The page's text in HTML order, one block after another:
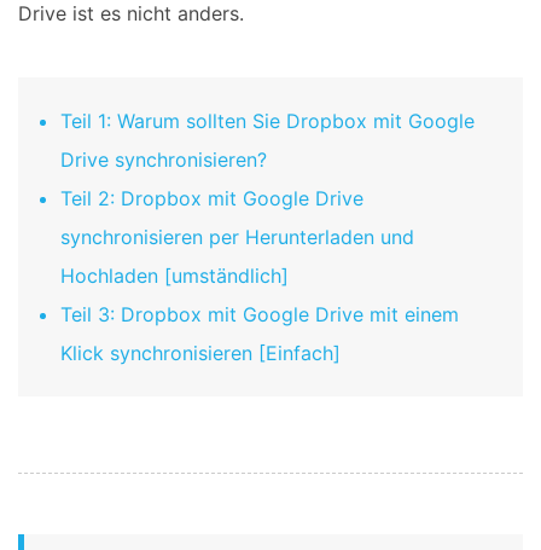
Drive ist es nicht anders.
Teil 1: Warum sollten Sie Dropbox mit Google
Drive synchronisieren?
Teil 2: Dropbox mit Google Drive
synchronisieren per Herunterladen und
Hochladen [umständlich]
Teil 3: Dropbox mit Google Drive mit einem
Klick synchronisieren [Einfach]